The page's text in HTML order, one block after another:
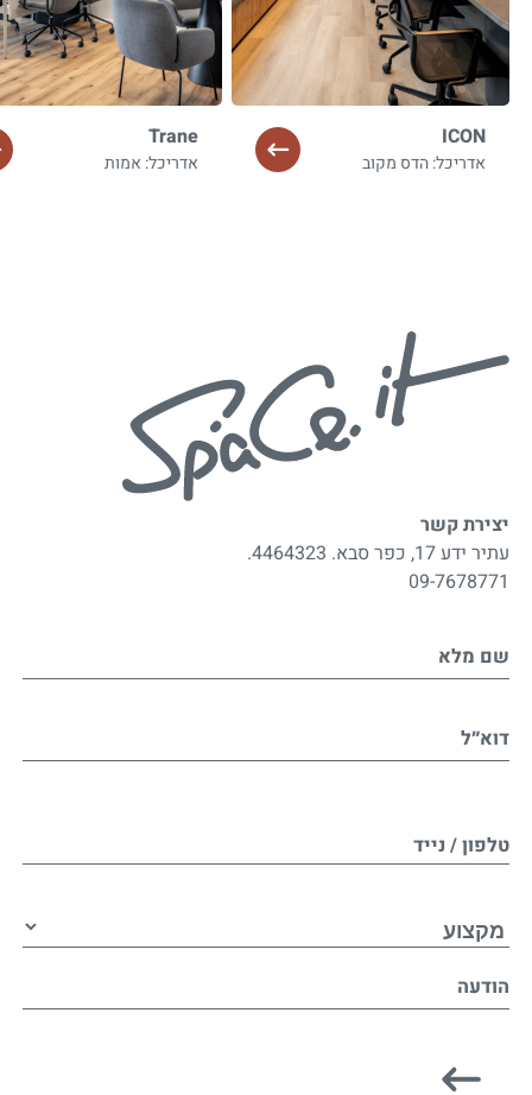
ICON
אדריכל: הדס מקוב
Trane
אדריכל: אמות
יצירת קשר
עתיר ידע 17, כפר סבא. 4464323.
09-7678771
שם מלא
דוא״ל
טלפון / נייד
הודעה